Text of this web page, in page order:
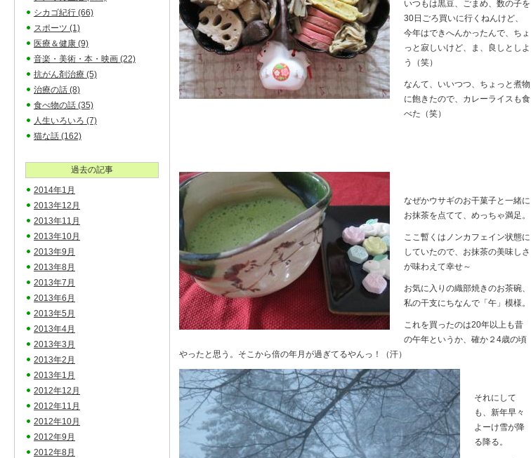
いつもは黒豆、ごまめ、数の子を
30日ごろ買いに行くねんけど、
今年はできへんかったんで、ちょ
っと寂しいけど、ま、良しとしよ
う（笑）
なんて、いいつつ、ちょっと煮物
に飽きたので、カレーライスも食
べた（笑）
なぜかウサギのお干菓子と一緒に
お抹茶を点てて、めっちゃ満足。
ここ暫くはノンカフェイン状態に
していたので、お抹茶の美味しさ
が味わえて幸せ～
お気に入りの織部焼きのお茶碗、
私の干支にちなんで「午」模様。
これを買ったのは20年以上も昔
の午年というか、確か２4歳の頃
やったと思う。そこから倍の年月が過ぎてるやんっ！（汗）
それにして
も、新年早々
よーけ雪が降
る降る。
シカゴ紀行 (66)
スポーツ (1)
医療＆健康 (9)
音楽・美術・本・映画 (22)
抗がん剤治療 (5)
治療の話 (8)
食べ物の話 (35)
人生いろいろ (7)
猫な話 (162)
過去の記事
2014年1月
2013年12月
2013年11月
2013年10月
2013年9月
2013年8月
2013年7月
2013年6月
2013年5月
2013年4月
2013年3月
2013年2月
2013年1月
2012年12月
2012年11月
2012年10月
2012年9月
2012年8月